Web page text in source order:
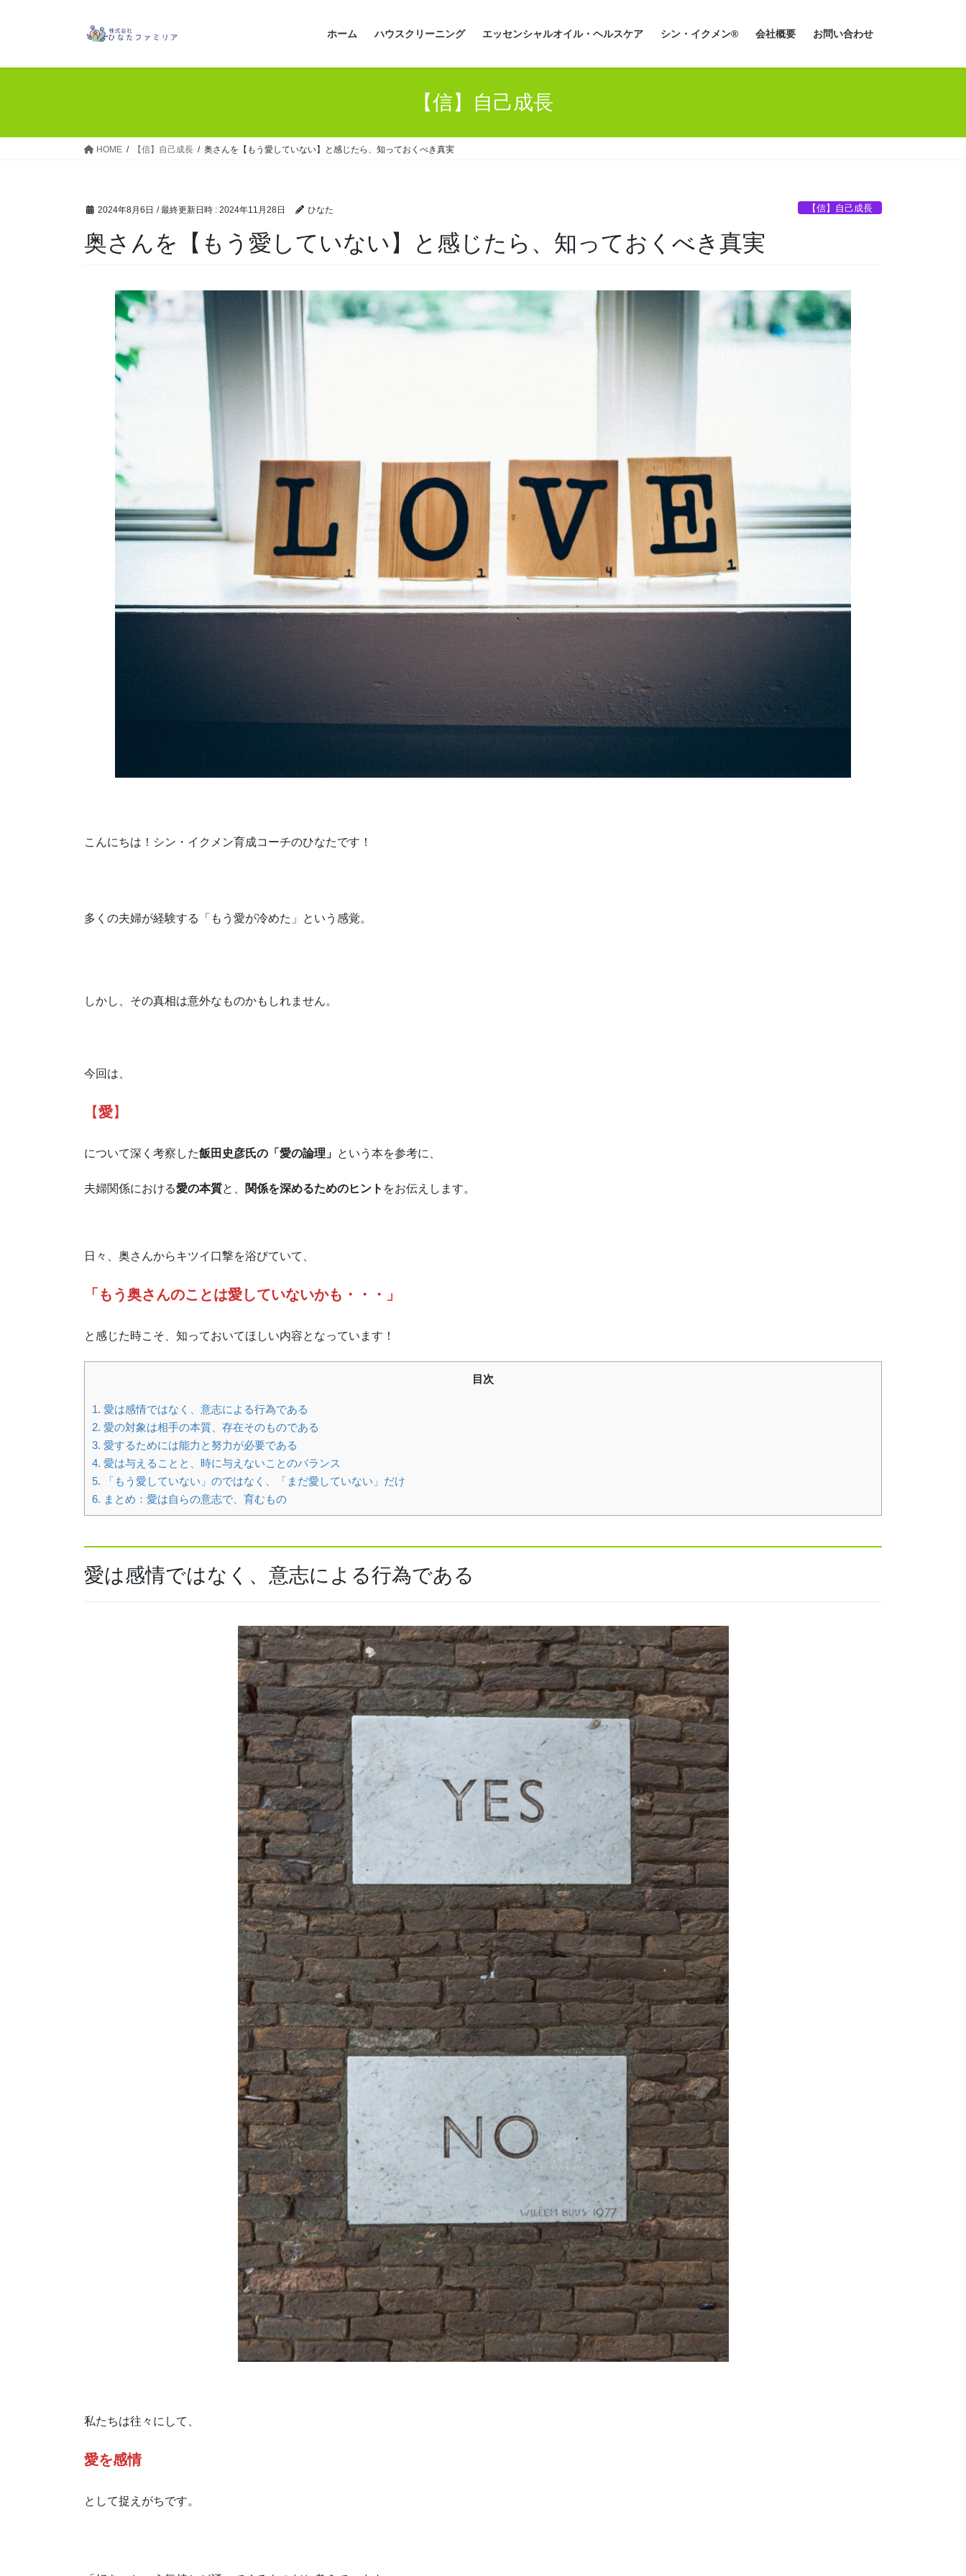
ホーム ハウスクリーニング エッセンシャルオイル・ヘルスケア シン・イクメン® 会社概要 お問い合わせ
【信】自己成長
HOME 【信】自己成長 奥さんを【もう愛していない】と感じたら、知っておくべき真実
2024年8月6日 / 最終更新日時 : 2024年11月28日 ひなた 【信】自己成長
奥さんを【もう愛していない】と感じたら、知っておくべき真実
こんにちは！シン・イクメン育成コーチのひなたです！
多くの夫婦が経験する「もう愛が冷めた」という感覚。
しかし、その真相は意外なものかもしれません。
今回は、
【愛】
について深く考察した飯田史彦氏の「愛の論理」 という本を参考に、
夫婦関係における愛の本質と、 関係を深めるためのヒント をお伝えします。
日々、奥さんからキツイ口撃を浴びていて、
「もう奥さんのことは愛していないかも・・・」
と感じた時こそ、知っておいてほしい内容となっています！
目次
1. 愛は感情ではなく、意志による行為である
2. 愛の対象は相手の本質、存在そのものである
3. 愛するためには能力と努力が必要である
4. 愛は与えることと、時に与えないことのバランス
5. 「もう愛していない」のではなく、「まだ愛していない」だけ
6. まとめ：愛は自らの意志で、育むもの
愛は感情ではなく、意志による行為である
私たちは往々にして、
愛を感情
として捉えがちです。